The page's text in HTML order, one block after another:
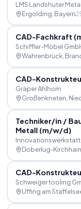
LMS Landshuter
Ergolding , Bayern
CAD-Fachkraft
Schiffler-Möbel
Wahrenbrück,
CAD-
Gräper Ahlhorn
Großenkneten ,
Techniker/in /
Metall (m/w/d)
Doberlug-Kirchhain
CAD-
Schweiger tooling
Uffing am